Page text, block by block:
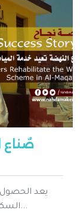
صٌناع
يعد الحصول
السكان في مديرية المقاطرة. فالمنطقة تتميز بت...